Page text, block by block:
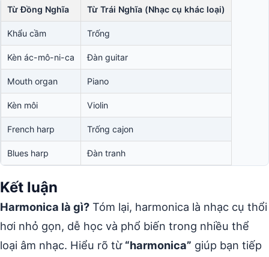
Từ Đồng Nghĩa Từ Trái Nghĩa (Nhạc cụ khác loại)
Khẩu cầm Trống
Kèn ác-mô-ni-ca Đàn guitar
Mouth organ Piano
Kèn môi Violin
French harp Trống cajon
Blues harp Đàn tranh
Kết luận
Harmonica là gì? Tóm lại, harmonica là nhạc cụ thổi
hơi nhỏ gọn, dễ học và phổ biến trong nhiều thể
loại âm nhạc. Hiểu rõ từ “harmonica” giúp bạn tiếp